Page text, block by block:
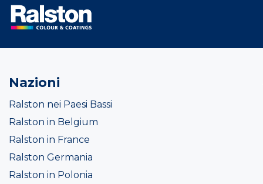
Nazioni
Ralston nei Paesi Bassi
Ralston in Belgium
Ralston in France
Ralston Germania
Ralston in Polonia